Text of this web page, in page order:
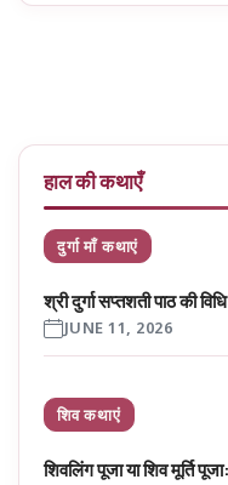
हाल की कथाएँ
दुर्गा माँ कथाएं
श्री दुर्गा सप्तशती पाठ की
JUNE 11, 2026
शिव कथाएं
शिवलिंग पूजा या शिव मूर्ति